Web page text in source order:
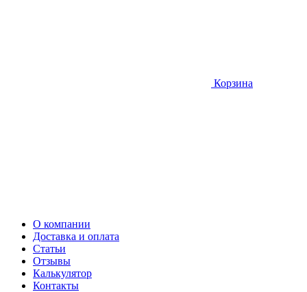
Корзина
О компании
Доставка и оплата
Статьи
Отзывы
Калькулятор
Контакты